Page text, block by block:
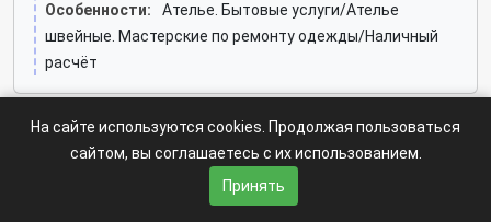
Особенности:
Ателье. Бытовые услуги/Ателье
швейные. Мастерские по ремонту одежды/Наличный
расчёт
Светлана, ателье
Большая Юшуньская, 1а к7 (Зюзино район)
На сайте используются cookies. Продолжая пользоваться
сайтом, вы соглашаетесь с их использованием.
Принять